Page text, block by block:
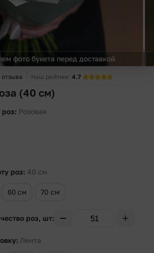
фото букета перед доставкой
отзыва Наш рейтинг 4.7
(40 см)
роз Розовая
роз 40 см
60 см 70 см
роз, шт
Лента